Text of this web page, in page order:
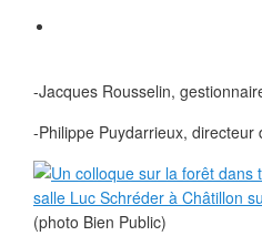
-Jacques Rousselin,
-Philippe Puydarrieux,
(photo Bien Public)